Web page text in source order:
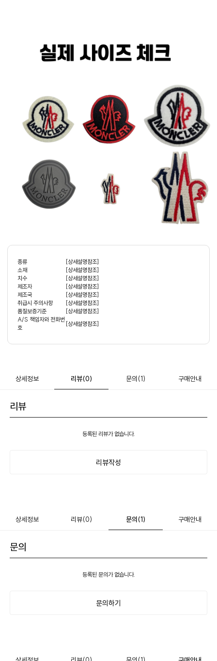
종류
[상세설명참조]
소재
[상세설명참조]
치수
[상세설명참조]
제조자
[상세설명참조]
제조국
[상세설명참조]
취급시 주의사항
[상세설명참조]
품질보증기준
[상세설명참조]
A/S 책임자와 전화번
호
[상세설명참조]
상세정보 리뷰(0) 문의 (1) 구매안내
리뷰
등록된 리뷰가 없습니다.
리뷰작성
상세정보 리뷰(0) 문의(1) 구매안내
문의
등록된 문의가 없습니다.
문의하기